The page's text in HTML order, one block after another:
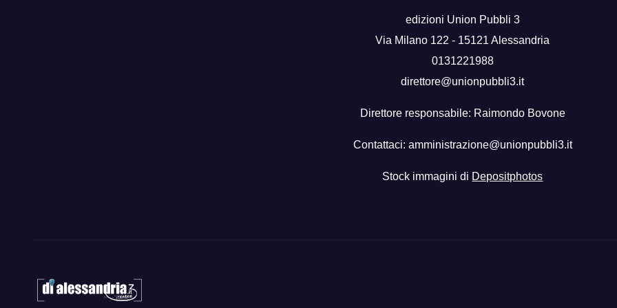
edizioni Union Pubbli 3
Via Milano 122 - 15121 Alessandria
0131221988
direttore@unionpubbli3.it
Direttore responsabile: Raimondo Bovone
Contattaci: amministrazione@unionpubbli3.it
Stock immagini di Depositphotos